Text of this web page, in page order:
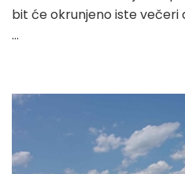
bit će okrunjeno iste večeri
…